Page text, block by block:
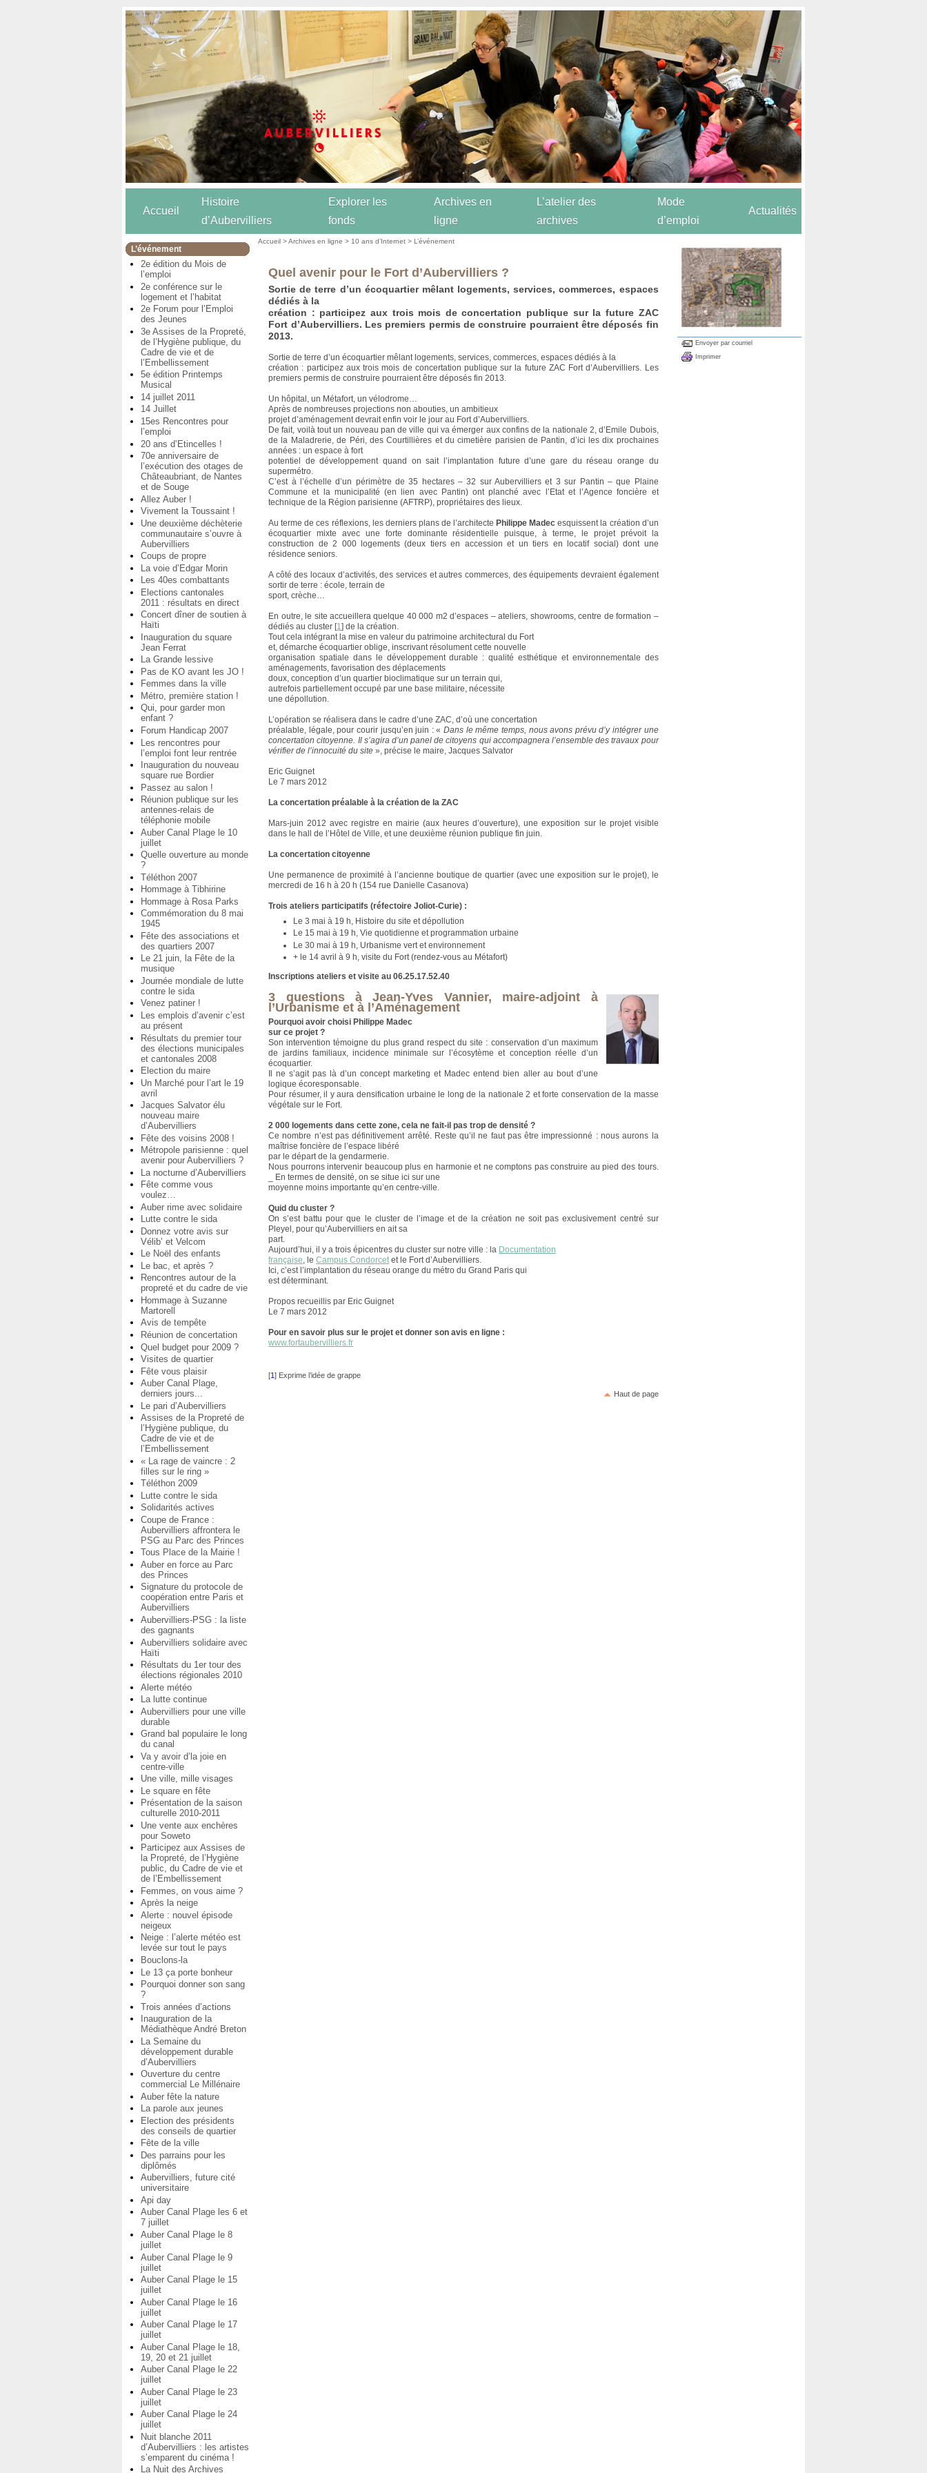
Accueil
Histoire
d’Aubervilliers
Explorer les
fonds
Archives en
ligne
L’atelier des
archives
Mode
d’emploi
Actualités
L’événement
2e édition du Mois de
l’emploi
2e conférence sur le
logement et l’habitat
2e Forum pour l’Emploi
des Jeunes
3e Assises de la Propreté,
de l’Hygiène publique, du
Cadre de vie et de
l’Embellissement
5e édition Printemps
Musical
14 juillet 2011
14 Juillet
15es Rencontres pour
l’emploi
20 ans d’Etincelles !
70e anniversaire de
l’exécution des otages de
Châteaubriant, de Nantes
et de Souge
Allez Auber !
Vivement la Toussaint !
Une deuxième déchèterie
communautaire s’ouvre à
Aubervilliers
Coups de propre
La voie d’Edgar Morin
Les 40es combattants
Elections cantonales
2011 : résultats en direct
Concert dîner de soutien à
Haïti
Inauguration du square
Jean Ferrat
La Grande lessive
Pas de KO avant les JO !
Femmes dans la ville
Métro, première station !
Qui, pour garder mon
enfant ?
Forum Handicap 2007
Les rencontres pour
l’emploi font leur rentrée
Inauguration du nouveau
square rue Bordier
Passez au salon !
Réunion publique sur les
antennes-relais de
téléphonie mobile
Auber Canal Plage le 10
juillet
Quelle ouverture au monde
?
Téléthon 2007
Hommage à Tibhirine
Hommage à Rosa Parks
Commémoration du 8 mai
1945
Fête des associations et
des quartiers 2007
Le 21 juin, la Fête de la
musique
Journée mondiale de lutte
contre le sida
Venez patiner !
Les emplois d’avenir c’est
au présent
Résultats du premier tour
des élections municipales
et cantonales 2008
Election du maire
Un Marché pour l’art le 19
avril
Jacques Salvator élu
nouveau maire
d’Aubervilliers
Fête des voisins 2008 !
Métropole parisienne : quel
avenir pour Aubervilliers ?
La nocturne d’Aubervilliers
Fête comme vous
voulez…
Auber rime avec solidaire
Lutte contre le sida
Donnez votre avis sur
Vélib’ et Velcom
Le Noël des enfants
Le bac, et après ?
Rencontres autour de la
propreté et du cadre de vie
Hommage à Suzanne
Martorell
Avis de tempête
Réunion de concertation
Quel budget pour 2009 ?
Visites de quartier
Fête vous plaisir
Auber Canal Plage,
derniers jours...
Le pari d’Aubervilliers
Assises de la Propreté de
l’Hygiène publique, du
Cadre de vie et de
l’Embellissement
« La rage de vaincre : 2
filles sur le ring »
Téléthon 2009
Lutte contre le sida
Solidarités actives
Coupe de France :
Aubervilliers affrontera le
PSG au Parc des Princes
Tous Place de la Mairie !
Auber en force au Parc
des Princes
Signature du protocole de
coopération entre Paris et
Aubervilliers
Aubervilliers-PSG : la liste
des gagnants
Aubervilliers solidaire avec
Haïti
Résultats du 1er tour des
élections régionales 2010
Alerte météo
La lutte continue
Aubervilliers pour une ville
durable
Grand bal populaire le long
du canal
Va y avoir d’la joie en
centre-ville
Une ville, mille visages
Le square en fête
Présentation de la saison
culturelle 2010-2011
Une vente aux enchères
pour Soweto
Participez aux Assises de
la Propreté, de l’Hygiène
public, du Cadre de vie et
de l’Embellissement
Femmes, on vous aime ?
Après la neige
Alerte : nouvel épisode
neigeux
Neige : l’alerte météo est
levée sur tout le pays
Bouclons-la
Le 13 ça porte bonheur
Pourquoi donner son sang
?
Trois années d’actions
Inauguration de la
Médiathèque André Breton
La Semaine du
développement durable
d’Aubervilliers
Ouverture du centre
commercial Le Millénaire
Auber fête la nature
La parole aux jeunes
Election des présidents
des conseils de quartier
Fête de la ville
Des parrains pour les
diplômés
Aubervilliers, future cité
universitaire
Api day
Auber Canal Plage les 6 et
7 juillet
Auber Canal Plage le 8
juillet
Auber Canal Plage le 9
juillet
Auber Canal Plage le 15
juillet
Auber Canal Plage le 16
juillet
Auber Canal Plage le 17
juillet
Auber Canal Plage le 18,
19, 20 et 21 juillet
Auber Canal Plage le 22
juillet
Auber Canal Plage le 23
juillet
Auber Canal Plage le 24
juillet
Nuit blanche 2011
d’Aubervilliers : les artistes
s’emparent du cinéma !
La Nuit des Archives
Accueil >Archives en ligne > 10 ans d’Internet >L’événement
Quel avenir pour le Fort d’Aubervilliers ?
Sortie de terre d’un écoquartier mêlant logements, services, commerces, espaces
dédiés à la
création : participez aux trois mois de concertation publique sur la future ZAC
Fort d’Aubervilliers. Les premiers permis de construire pourraient être déposés fin
2013.
Sortie de terre d’un écoquartier mêlant logements, services, commerces, espaces dédiés à la
création : participez aux trois mois de concertation publique sur la future ZAC Fort d’Aubervilliers. Les
premiers permis de construire pourraient être déposés fin 2013.
Un hôpital, un Métafort, un vélodrome…
Après de nombreuses projections non abouties, un ambitieux
projet d’aménagement devrait enfin voir le jour au Fort d’Aubervilliers.
De fait, voilà tout un nouveau pan de ville qui va émerger aux confins de la nationale 2, d’Emile Dubois,
de la Maladrerie, de Péri, des Courtillières et du cimetière parisien de Pantin, d’ici les dix prochaines
années : un espace à fort
potentiel de développement quand on sait l’implantation future d’une gare du réseau orange du
supermétro.
C’est à l’échelle d’un périmètre de 35 hectares – 32 sur Aubervilliers et 3 sur Pantin – que Plaine
Commune et la municipalité (en lien avec Pantin) ont planché avec l’Etat et l’Agence foncière et
technique de la Région parisienne (AFTRP), propriétaires des lieux.
Au terme de ces réflexions, les derniers plans de l’architecte Philippe Madec esquissent la création d’un
écoquartier mixte avec une forte dominante résidentielle puisque, à terme, le projet prévoit la
construction de 2 000 logements (deux tiers en accession et un tiers en locatif social) dont une
résidence seniors.
A côté des locaux d’activités, des services et autres commerces, des équipements devraient également
sortir de terre : école, terrain de
sport, crèche…
En outre, le site accueillera quelque 40 000 m2 d’espaces – ateliers, showrooms, centre de formation –
dédiés au cluster [1] de la création.
Tout cela intégrant la mise en valeur du patrimoine architectural du Fort
et, démarche écoquartier oblige, inscrivant résolument cette nouvelle
organisation spatiale dans le développement durable : qualité esthétique et environnementale des
aménagements, favorisation des déplacements
doux, conception d’un quartier bioclimatique sur un terrain qui,
autrefois partiellement occupé par une base militaire, nécessite
une dépollution.
L’opération se réalisera dans le cadre d’une ZAC, d’où une concertation
préalable, légale, pour courir jusqu’en juin : «Dans le même temps, nous avons prévu d’y intégrer une
concertation citoyenne. Il s’agira d’un panel de citoyens qui accompagnera l’ensemble des travaux pour
vérifier de l’innocuité du site », précise le maire, Jacques Salvator
Eric Guignet
Le 7 mars 2012
La concertation préalable à la création de la ZAC
Mars-juin 2012 avec registre en mairie (aux heures d’ouverture), une exposition sur le projet visible
dans le hall de l’Hôtel de Ville, et une deuxième réunion publique fin juin.
La concertation citoyenne
Une permanence de proximité à l’ancienne boutique de quartier (avec une exposition sur le projet), le
mercredi de 16 h à 20 h (154 rue Danielle Casanova)
Trois ateliers participatifs (réfectoire Joliot-Curie) :
Le 3 mai à 19 h, Histoire du site et dépollution
Le 15 mai à 19 h, Vie quotidienne et programmation urbaine
Le 30 mai à 19 h, Urbanisme vert et environnement
+ le 14 avril à 9 h, visite du Fort (rendez-vous au Métafort)
Inscriptions ateliers et visite au 06.25.17.52.40
3 questions à Jean-Yves Vannier, maire-adjoint à
l’Urbanisme et à l’Aménagement
Pourquoi avoir choisi Philippe Madec
sur ce projet ?
Son intervention témoigne du plus grand respect du site : conservation d’un maximum
de jardins familiaux, incidence minimale sur l’écosytème et conception réelle d’un
écoquartier.
Il ne s’agit pas là d’un concept marketing et Madec entend bien aller au bout d’une
logique écoresponsable.
Pour résumer, il y aura densification urbaine le long de la nationale 2 et forte conservation de la masse
végétale sur le Fort.
2 000 logements dans cette zone, cela ne fait-il pas trop de densité ?
Ce nombre n’est pas définitivement arrêté. Reste qu’il ne faut pas être impressionné : nous aurons la
maîtrise foncière de l’espace libéré
par le départ de la gendarmerie.
Nous pourrons intervenir beaucoup plus en harmonie et ne comptons pas construire au pied des tours.
_ En termes de densité, on se situe ici sur une
moyenne moins importante qu’en centre-ville.
Quid du cluster ?
On s’est battu pour que le cluster de l’image et de la création ne soit pas exclusivement centré sur
Pleyel, pour qu’Aubervilliers en ait sa
part.
Aujourd’hui, il y a trois épicentres du cluster sur notre ville : la Documentation
française , leCampus Condorcet et le Fort d’Aubervilliers.
Ici, c’est l’implantation du réseau orange du métro du Grand Paris qui
est déterminant.
Propos recueillis par Eric Guignet
Le 7 mars 2012
Pour en savoir plus sur le projet et donner son avis en ligne :
www.fortaubervilliers.fr
[1] Exprime l’idée de grappe
Haut de page
Envoyer par courriel
Imprimer